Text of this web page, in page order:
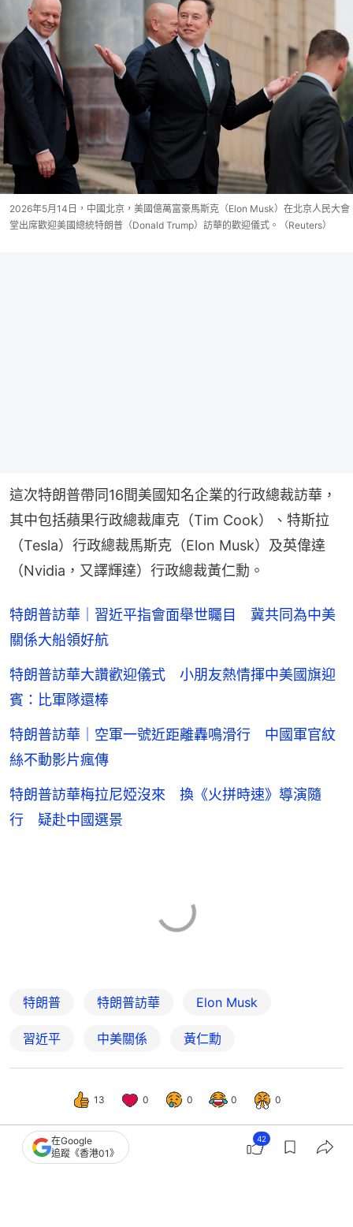
2026年5月14日，中國北京，美國億萬富豪馬斯克（Elon Musk）在北京人民大會
堂出席歡迎美國總統特朗普（Donald Trump）訪華的歡迎儀式。（Reuters）
這次特朗普帶同16間美國知名企業的行政總裁訪華，
其中包括蘋果行政總裁庫克（Tim Cook）、特斯拉
（Tesla）行政總裁馬斯克（Elon Musk）及英偉達
（Nvidia，又譯輝達）行政總裁黃仁勳。
特朗普訪華｜習近平指會面舉世矚目 冀共同為中美
關係大船領好航
特朗普訪華大讚歡迎儀式 小朋友熱情揮中美國旗迎
賓：比軍隊還棒
特朗普訪華｜空軍一號近距離轟鳴滑行 中國軍官紋
絲不動影片瘋傳
特朗普訪華梅拉尼婭沒來 換《火拼時速》導演隨
行 疑赴中國選景
特朗普 特朗普訪華 Elon Musk
習近平 中美關係 黃仁勳
13 0 0 0 0
在Google
追蹤《香港01》
42